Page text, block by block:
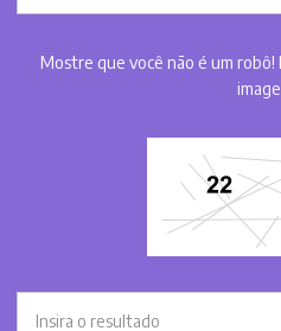
Mostre que você não é um